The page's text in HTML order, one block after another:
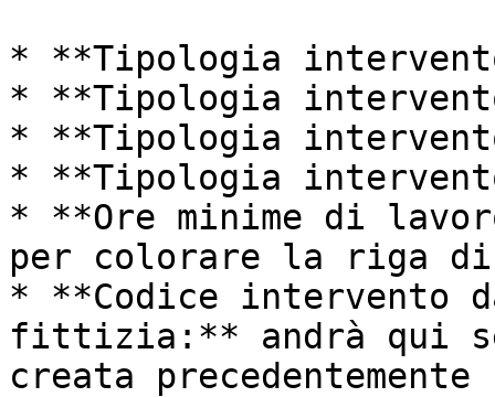
* **Tipologia
* **Tipologia
* **Tipologia
* **Tipologia
* **Ore minime di
per colorare la riga di
* **Codice
fittizia:** andrà qui
creata precedentemente